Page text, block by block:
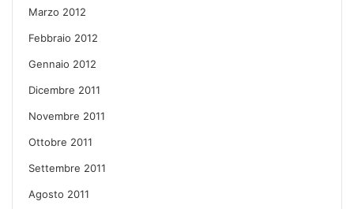
Marzo 2012
Febbraio 2012
Gennaio 2012
Dicembre 2011
Novembre 2011
Ottobre 2011
Settembre 2011
Agosto 2011